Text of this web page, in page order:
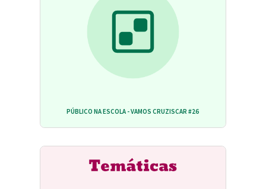
PÚBLICO NA ESCOLA - VAMOS CRUZISCAR #26